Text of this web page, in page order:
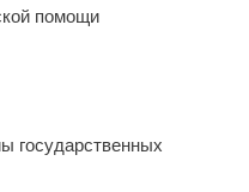
помощи
государственных